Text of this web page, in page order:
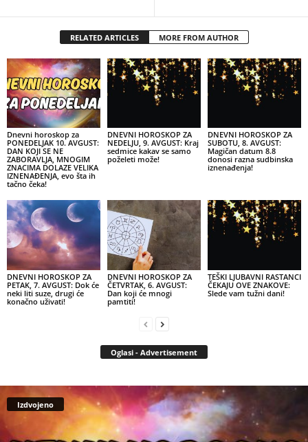
RELATED ARTICLES MORE FROM AUTHOR
Dnevni horoskop za
PONEDELJAK 10. AVGUST:
DAN KOJI SE NE
ZABORAVLJA, MNOGIM
ZNACIMA DOLAZE VELIKA
IZNENAĐENJA, evo šta ih
tačno čeka!
DNEVNI HOROSKOP ZA
NEDELJU, 9. AVGUST: Kraj
sedmice kakav se samo
poželeti može!
DNEVNI HOROSKOP ZA
SUBOTU, 8. AVGUST:
Magičan datum 8.8
donosi razna sudbinska
iznenađenja!
DNEVNI HOROSKOP ZA
PETAK, 7. AVGUST: Dok će
neki liti suze, drugi će
konačno uživati!
DNEVNI HOROSKOP ZA
ČETVRTAK, 6. AVGUST:
Dan koji će mnogi
pamtiti!
TEŠKI LJUBAVNI RASTANCI
ČEKAJU OVE ZNAKOVE:
Slede vam tužni dani!
Oglasi - Advertisement
Izdvojeno